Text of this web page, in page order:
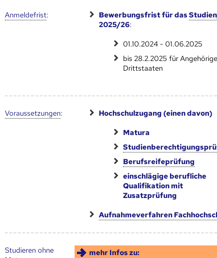
Anmelde­frist: Bewerbungsfrist für das
2025/26:
01.10.2024 - 01.06.2025
bis 28.2.2025 für
Drittstaaten
Voraus­setzungen: Hochschulzugang (einen davon)
Matura
Berufsreifeprüfung
einschlägige berufliche
Qualifikation mit
Zusatzprüfung
Aufnahmeverfahren
Studieren ohne
mehr Infos zu: